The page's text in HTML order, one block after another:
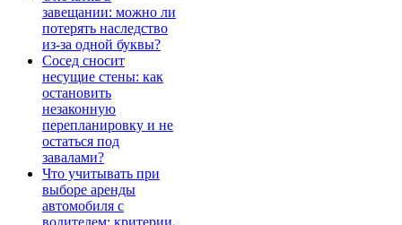
завещании: можно ли
потерять наследство
из-за одной буквы?
Сосед сносит
несущие стены: как
остановить
незаконную
перепланировку и не
остаться под
завалами?
Что учитывать при
выборе аренды
автомобиля с